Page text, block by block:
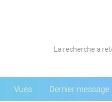
La recherche a
Vues Dernier message